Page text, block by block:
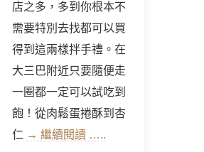
店之多，多到你根本不
需要特別去找都可以買
得到這兩樣拌手禮。在
大三巴附近只要隨便走
一圈都一定可以試吃到
飽！從肉鬆蛋捲酥到杏
仁 → 繼續閱讀 …..